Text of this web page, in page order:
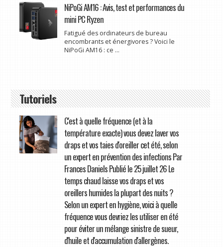
NiPoGi AM16 : Avis, test et performances du
mini PC Ryzen
Fatigué des ordinateurs de bureau
encombrants et énergivores ? Voici le
NiPoGi AM16 : ce ...
Tutoriels
C'est à quelle fréquence (et à la
température exacte) vous devez laver vos
draps et vos taies d'oreiller cet été, selon
un expert en prévention des infections Par
Frances Daniels Publié le 25 juillet 26 Le
temps chaud laisse vos draps et vos
oreillers humides la plupart des nuits ?
Selon un expert en hygiène, voici à quelle
fréquence vous devriez les utiliser en été
pour éviter un mélange sinistre de sueur,
d'huile et d'accumulation d'allergènes.